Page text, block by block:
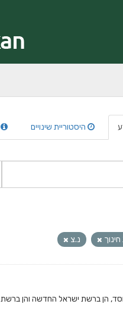
היסטוריית שינויים
נ.צ
הן ברשת ישראל החדשה והן ברשת